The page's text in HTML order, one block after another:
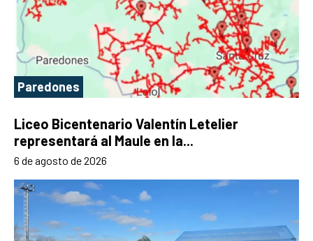
Paredones
Liceo Bicentenario Valentín Letelier
representará al Maule en la...
6 de agosto de 2026